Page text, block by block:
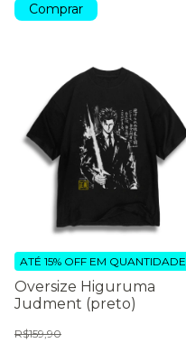
Comprar
Oversize Higuruma
Judment (preto)
R$159,90
ATÉ 15% OFF EM QUANTIDADE